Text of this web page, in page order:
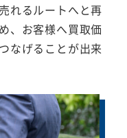
れるルートへと再
、お客様へ買取価
なげることが出来